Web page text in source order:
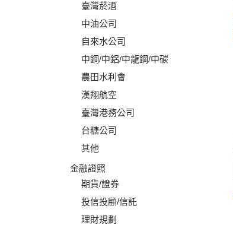
臺灣菸酒
中油公司
自來水公司
中鋼/中鋁/中龍鋼/中碳
農田水利會
漢翔航空
臺灣港務公司
台糖公司
其他
金融證照
期貨/證券
投信投顧/信託
理財規劃